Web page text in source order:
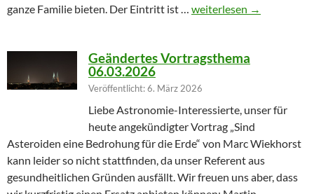
ganze Familie bieten. Der Eintritt ist … Winterprogramm endet
weiterlesen →
Geändertes Vortragsthema
06.03.2026
Veröffentlicht: 6. März 2026
Liebe Astronomie-Interessierte, unser für
heute angekündigter Vortrag „Sind
Asteroiden eine Bedrohung für die Erde“ von Marc Wiekhorst
kann leider so nicht stattfinden, da unser Referent aus
gesundheitlichen Gründen ausfällt. Wir freuen uns aber, dass